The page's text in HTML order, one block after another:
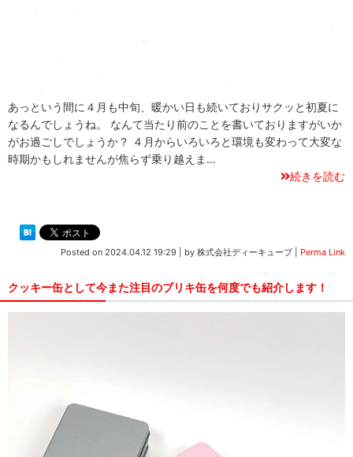
あっという間に４月も中旬、暖かい日も続いておりサクッと初夏に
なるんでしょうね。 なんて当たり前のことを書いておりますがいか
がお過ごしでしょうか？ ４月からいろいろと環境も変わって大変な
時期かもしれませんが焦らず乗り越えま…
続きを読む
Posted on 2024.04.12 19:29 by 株式会社ディーキューブ Perma Link
クッキー缶として今また注目のブリキ缶を何度でも紹介します！